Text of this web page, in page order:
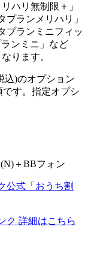
ハリ無制限＋」
プランメリハリ」
プランミニフィッ
ンミニ」など
ります。
込)のオプション
す。指定オプシ
＋BBフォン
公式「おうち割
ク 詳細はこちら